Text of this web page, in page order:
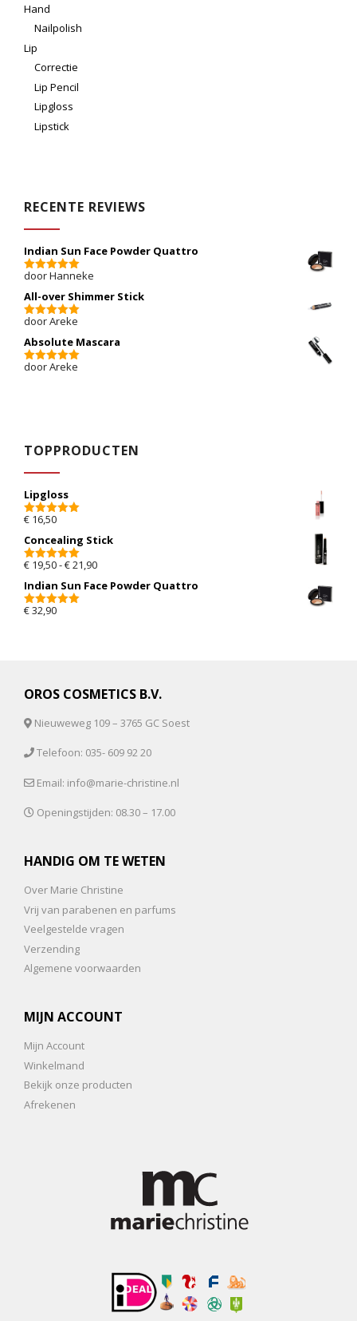
Hand
Nailpolish
Lip
Correctie
Lip Pencil
Lipgloss
Lipstick
RECENTE REVIEWS
Indian Sun Face Powder Quattro
5van 5
door Hanneke
All-over Shimmer Stick
5van 5
door Areke
Absolute Mascara
5van 5
door Areke
TOPPRODUCTEN
Lipgloss
5.00van 5
€ 16,50
Concealing Stick
5.00van 5
€ 19,50-€21,90Prijsklasse: € 19,50 tot € 21,90
Indian Sun Face Powder Quattro
5.00van 5
€32,90
OROS COSMETICS B.V.
Nieuweweg 109 – 3765 GC Soest
Telefoon: 035- 609 92 20
Email: info@marie-christine.nl
Openingstijden: 08.30 – 17.00
HANDIG OM TE WETEN
Over Marie Christine
Vrij van parabenen en parfums
Veelgestelde vragen
Verzending
Algemene voorwaarden
MIJN ACCOUNT
Mijn Account
Winkelmand
Bekijk onze producten
Afrekenen